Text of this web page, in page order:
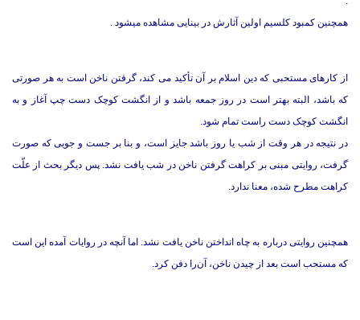
همچنین کمبود کلسیم اولین آثارش در بینایی مشاهده میشود .
از کارهای مستحبی که دین اسلام بر آن تأکید می کند، گرفتن ناخن است به هر صورتی
که باشد، البته بهتر است در روز جمعه باشد و از انگشت کوچک دست چپ آغاز و به
انگشت کوچک دست راست تمام شود‏.
در نتیجه در هر وقت از شب یا روز باشد جایز است، و بنا بر جست و جویی که صورت
گرفت، روایتی مبنی بر کراهت گرفتن ناخن در شب یافت نشد. پس دیگر بحث از علّت
کراهت مطرح شده، معنا ندارد.
همچنین روایتی درباره به چاه انداختن ناخن یافت نشد. اما آنچه در روایات آمده این است
که مستحب است بعد از چیدن ناخن، آن‌را دفن‏ کرد.